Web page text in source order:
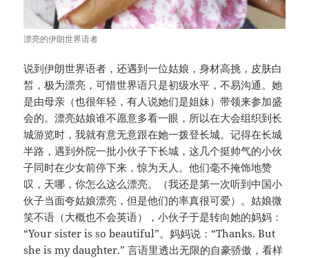
漂亮的伊朗世界语者
说到伊朗世界语者，还遇到一位姑娘，身材高挑，皮肤白
皙，极为漂亮，可惜世界语只是初级水平，不易沟通。她
是由母亲（也很年轻，有人说她们是姐妹）带领来参加盛
会的。漂亮姑娘谁不愿意多看一眼，所以在大会组织到长
城游览时，我就有意无意跟在她一拨登长城。记得在长城
半路，遇到外院一批小伙子下长城，这几个挺帅气的小伙
子同时在少女前停下来，惊为天人。他们毫不掩饰地赞
叹，天哪，你怎么这么漂亮。（我还是第一次听到中国小
伙子当面夸姑娘漂亮，但是他们的率真很可爱）。姑娘微
笑不语（大概也不会英语），小伙子于是转向她的妈妈：
“Your sister is so beautiful”。妈妈说：“Thanks. But
she is my daughter.” 言语里透出无限的自豪骄傲，看样